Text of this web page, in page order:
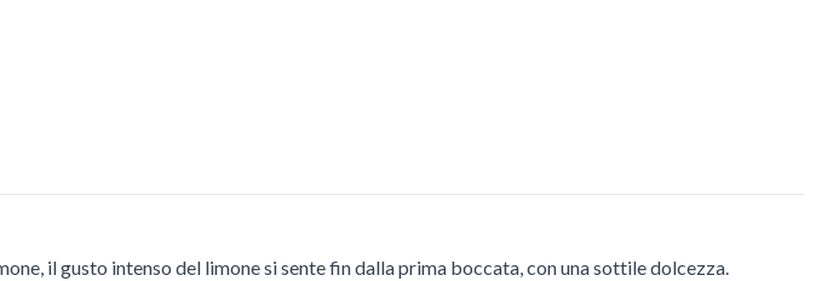
il gusto intenso del limone si sente fin dalla prima boccata, con una sottile dolcezza.